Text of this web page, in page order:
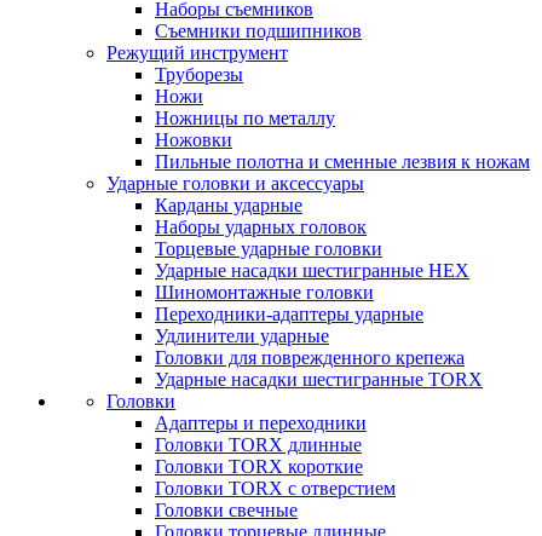
Наборы съемников
Съемники подшипников
Режущий инструмент
Труборезы
Ножи
Ножницы по металлу
Ножовки
Пильные полотна и сменные лезвия к ножам
Ударные головки и аксессуары
Карданы ударные
Наборы ударных головок
Торцевые ударные головки
Ударные насадки шестигранные HEX
Шиномонтажные головки
Переходники-адаптеры ударные
Удлинители ударные
Головки для поврежденного крепежа
Ударные насадки шестигранные TORX
Головки
Адаптеры и переходники
Головки TORX длинные
Головки TORX короткие
Головки TORX с отверстием
Головки свечные
Головки торцевые длинные